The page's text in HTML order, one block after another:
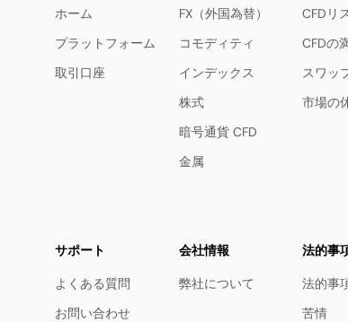
ホーム
プラットフォーム
取引口座
FX（外国為替）
コモディティ
インデックス
株式
暗号通貨 CFD
金属
CFDリ
CFDの
スワッ
市場の
サポート
よくある質問
お問い合わせ
会社情報
弊社について
法的事
法的事
苦情